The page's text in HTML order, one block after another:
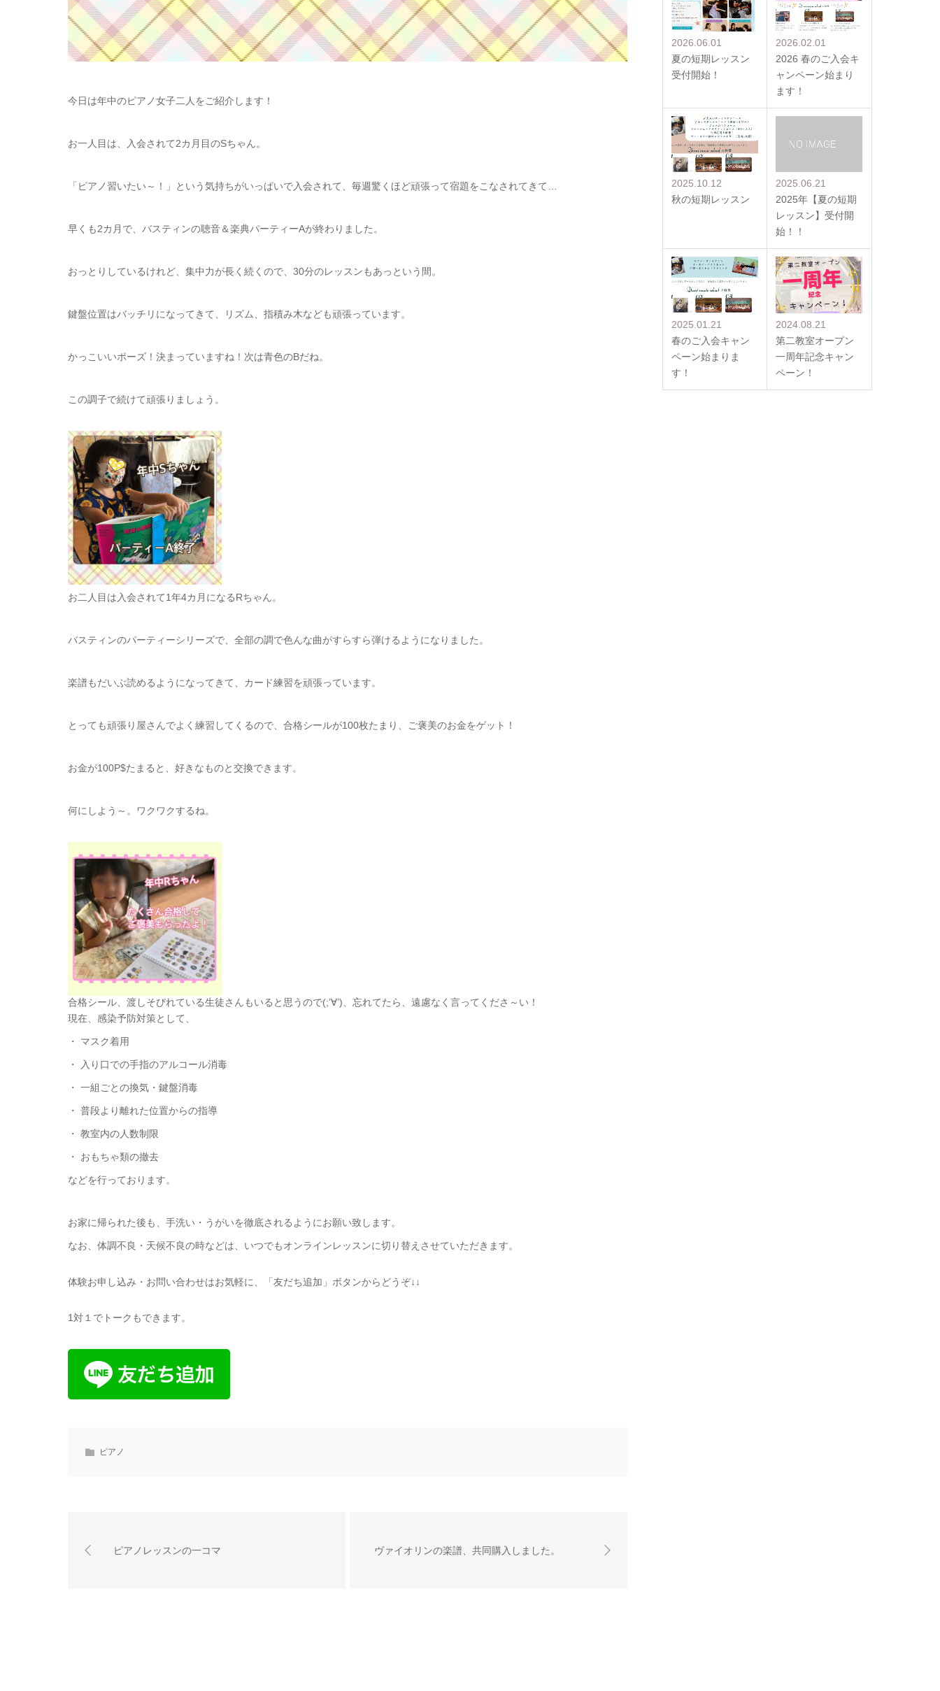
今日は年中のピアノ女子二人をご紹介します！
お一人目は、入会されて2カ月目のSちゃん。
「ピアノ習いたい～！」という気持ちがいっぱいで入会されて、毎週驚くほど頑張って宿題をこなされてきて…
早くも2カ月で、バスティンの聴音＆楽典パーティーAが終わりました。
おっとりしているけれど、集中力が長く続くので、30分のレッスンもあっという間。
鍵盤位置はバッチリになってきて、リズム、指積み木なども頑張っています。
かっこいいポーズ！決まっていますね！次は青色のBだね。
この調子で続けて頑張りましょう。
お二人目は入会されて1年4カ月になるRちゃん。
バスティンのパーティーシリーズで、全部の調で色んな曲がすらすら弾けるようになりました。
楽譜もだいぶ読めるようになってきて、カード練習を頑張っています。
とっても頑張り屋さんでよく練習してくるので、合格シールが100枚たまり、ご褒美のお金をゲット！
お金が100P$たまると、好きなものと交換できます。
何にしよう～。ワクワクするね。
合格シール、渡しそびれている生徒さんもいると思うので(;’∀’)、忘れてたら、遠慮なく言ってくださ～い！
現在、感染予防対策として、
・ マスク着用
・ 入り口での手指のアルコール消毒
・ 一組ごとの換気・鍵盤消毒
・ 普段より離れた位置からの指導
・ 教室内の人数制限
・ おもちゃ類の撤去
などを行っております。
お家に帰られた後も、手洗い・うがいを徹底されるようにお願い致します。
なお、体調不良・天候不良の時などは、いつでもオンラインレッスンに切り替えさせていただきます。
体験お申し込み・お問い合わせはお気軽に、「友だち追加」ボタンからどうぞ↓↓
1対１でトークもできます。
ピアノ
ピアノレッスンの一コマ ヴァイオリンの楽譜、共同購入しました。
2026.06.01
夏の短期レッスン
受付開始！
2026.02.01
2026 春のご入会キ
ャンペーン始まり
ます！
2025.10.12
秋の短期レッスン
2025.06.21
2025年【夏の短期
レッスン】受付開
始！！
2025.01.21
春のご入会キャン
ペーン始まりま
す！
2024.08.21
第二教室オープン
一周年記念キャン
ペーン！